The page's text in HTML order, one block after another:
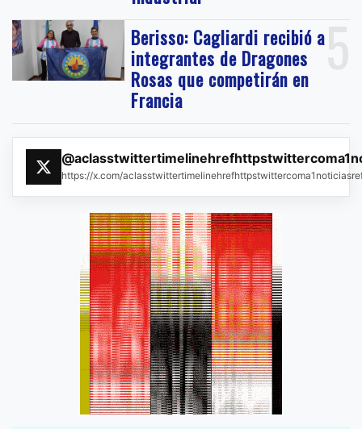
5
Berisso: Cagliardi recibió a
integrantes de Dragones
Rosas que competirán en
Francia
https://x.com/